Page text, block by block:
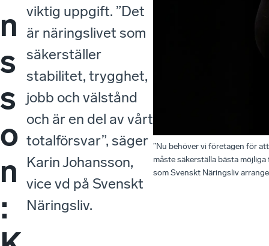
n
s
s
o
n
:
viktig uppgift. ”Det
är näringslivet som
säkerställer
stabilitet, trygghet,
jobb och välstånd
och är en del av vårt
totalförsvar”, säger
Karin Johansson,
vice vd på Svenskt
Näringsliv.
”Nu behöver vi företagen för
måste säkerställa bästa
som Svenskt Näringsliv